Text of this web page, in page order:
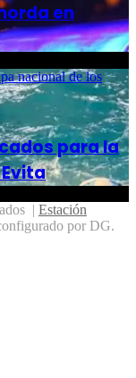
en
nacional de los
para la
| Estación
por DG.